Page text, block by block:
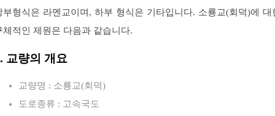
부형식은 라멘교이며, 하부 형식은 기타입니다. 소룡교(회덕)에 대
체적인 제원은 다음과 같습니다.
교량의 개요
교량명 : 소룡교(회덕)
도로종류 : 고속국도